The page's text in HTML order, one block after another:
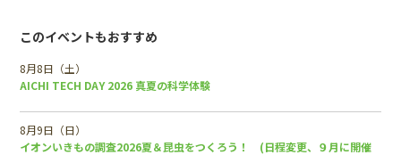
このイベントもおすすめ
8月8日（土）
AICHI TECH DAY 2026 真夏の科学体験
8月9日（日）
イオンいきもの調査2026夏＆昆虫をつくろう！ (日程変更、９月に開催